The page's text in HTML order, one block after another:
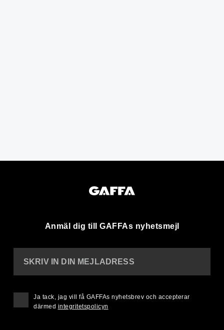
Anmäl dig till GAFFAs nyhetsmejl
SKRIV IN DIN MEJLADRESS
Ja tack, jag vill få GAFFAs nyhetsbrev och accepterar
därmed integritetspolicyn